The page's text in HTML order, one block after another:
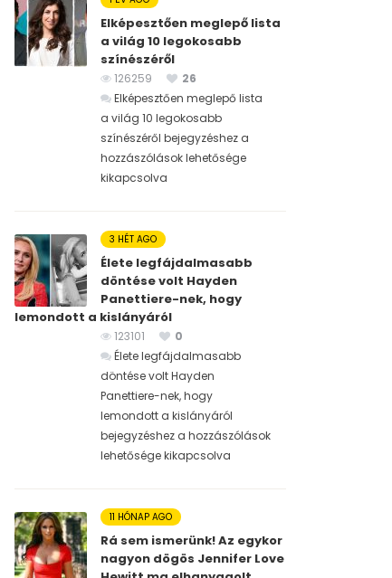
Elképesztően meglepő lista
a világ 10 legokosabb
színészéről
126259
26
Elképesztően meglepő lista
a világ 10 legokosabb
színészéről bejegyzéshez a
hozzászólások lehetősége
kikapcsolva
3 HÉT AGO
Élete legfájdalmasabb
döntése volt Hayden
Panettiere-nek, hogy
lemondott a kislányáról
123101
0
Élete legfájdalmasabb
döntése volt Hayden
Panettiere-nek, hogy
lemondott a kislányáról
bejegyzéshez a hozzászólások
lehetősége kikapcsolva
11 HÓNAP AGO
Rá sem ismerünk! Az egykor
nagyon dögös Jennifer Love